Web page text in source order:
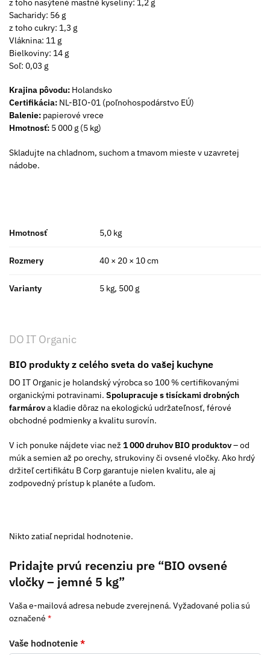
z toho nasýtené mastné kyseliny: 1,2 g
Sacharidy: 56 g
z toho cukry: 1,3 g
Vláknina: 11 g
Bielkoviny: 14 g
Soľ: 0,03 g
Krajina pôvodu: Holandsko
Certifikácia: NL-BIO-01 (poľnohospodárstvo EÚ)
Balenie: papierové vrece
Hmotnosť: 5 000 g (5 kg)
Skladujte na chladnom, suchom a tmavom mieste v uzavretej
nádobe.
Hmotnosť 5,0 kg
Rozmery 40 × 20 × 10 cm
Varianty 5 kg, 500 g
DO IT Organic
BIO produkty z celého sveta do vašej kuchyne
DO IT Organic je holandský výrobca so 100 % certifikovanými
organickými potravinami. Spolupracuje s tisíckami drobných
farmárova kladie dôraz na ekologickú udržateľnosť, férové
obchodné podmienky a kvalitu surovín.
V ich ponuke nájdete viac než 1 000 druhov BIO produktov– od
múk a semien až po orechy, strukoviny či ovsené vločky. Ako hrdý
držiteľ certifikátu B Corp garantuje nielen kvalitu, ale aj
zodpovedný prístup k planéte a ľuďom.
Nikto zatiaľ nepridal hodnotenie.
Pridajte prvú recenziu pre “BIO ovsené
vločky – jemné 5 kg”
Vaša e-mailová adresa nebude zverejnená. Vyžadované polia sú
označené *
Vaše hodnotenie *